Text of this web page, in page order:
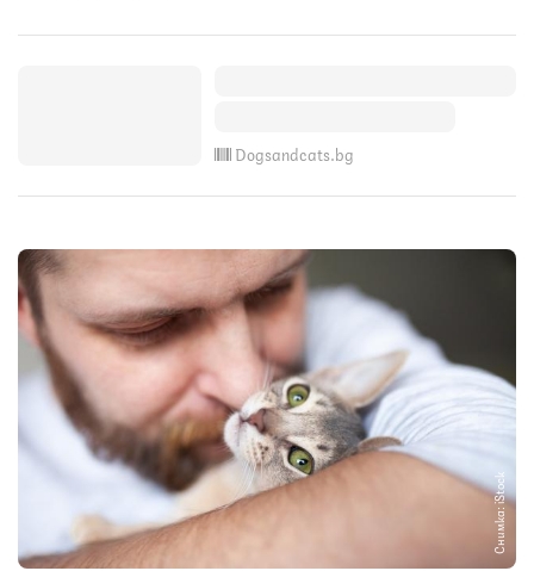
Dogsandcats.bg
Снимка: iStock